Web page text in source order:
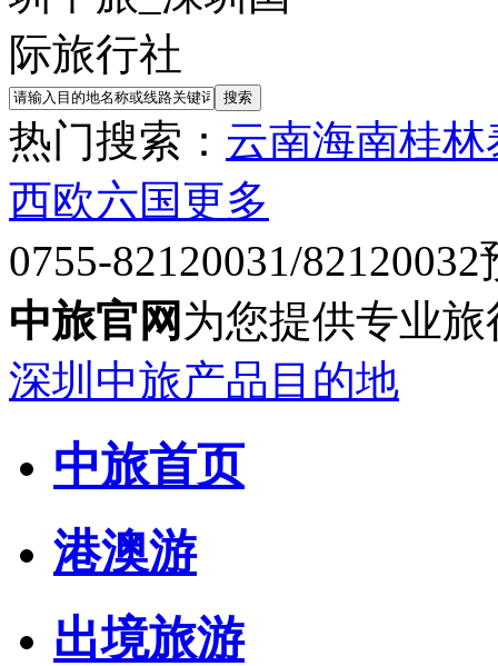
热门搜索： 云南海南桂林
西欧六国更多
0755-82120031/82120032
中旅官网 为您提供专业
深圳中旅产品目的地
中旅首页
港澳游
出境旅游